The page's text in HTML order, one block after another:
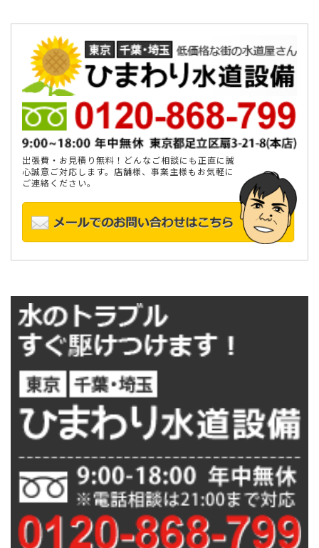
出張費・お見積り無料！どんなご相談にも正直に誠
心誠意ご対応します。店舗様、事業主様もお気軽に
ご連絡ください。